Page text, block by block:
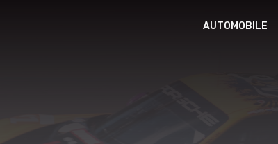
AUTOMOBILE